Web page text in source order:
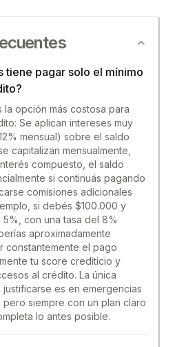
tiene pagar solo el mínimo
la opción más costosa para
Se aplican intereses muy
mensual) sobre el saldo
capitalizan mensualmente,
compuesto, el saldo
si continuás pagando
comisiones adicionales
si debés $100.000 y
con una tasa del 8%
aproximadamente
constantemente el pago
tu score crediticio y
al crédito. La única
es en emergencias
siempre con un plan claro
lo antes posible.